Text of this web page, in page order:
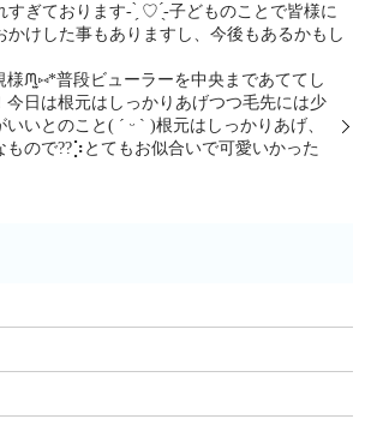
すぎております- ̗̀ ♡ ̖́-子どものことで皆様に
かけした事もありますし、今後もあるかもし
様ᙏ̤̫⑅*普段ビューラーを中央まであててし
今日は根元はしっかりあげつつ毛先には少
いとのこと( ˊ ᵕ ˋ )根元はしっかりあげ、
ので??⡱とてもお似合いで可愛いかった